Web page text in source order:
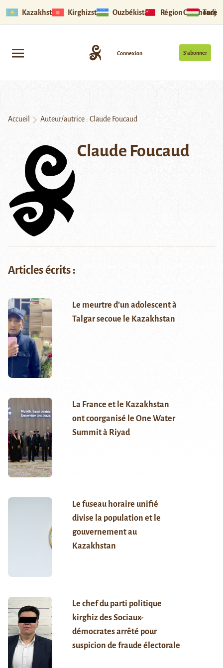
Kazakhstan Kirghizstan Ouzbékistan Région Ouïghoure
S’abonner
Connexion
Accueil Auteur/autrice : Claude Foucaud
Claude Foucaud
Articles écrits :
Le meurtre d’un adolescent à
Talgar secoue le Kazakhstan
La France et le Kazakhstan
ont coorganisé le One Water
Summit à Riyad
Le fuseau horaire unifié
divise la population et le
gouvernement au
Kazakhstan
Le chef du parti politique
kirghiz des Sociaux-
démocrates arrêté pour
suspicion de fraude électorale